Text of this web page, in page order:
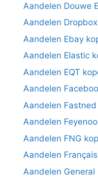
Aandelen Douwe
Aandelen
Aandelen Ebay
Aandelen Elastic
Aandelen EQT
Aandelen
Aandelen
Aandelen
Aandelen FNG
Aandelen
Aandelen General